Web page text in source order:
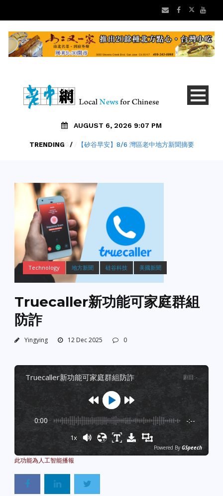
AUGUST 6, 2026 9:07 PM
TRENDING / 【矽谷早安】8/6 灣區老中地方新聞摘要
Technology 地方新聞 硅谷科技 美國新聞
Truecaller新功能可家庭群組
防詐
Yingying 12 Dec 2025 0
truecaller新功能可家庭群組防詐 剧目 :-
0:00 -:--
1x
Powered By GSpeech